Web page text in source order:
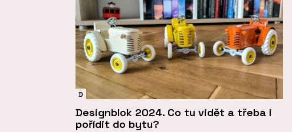
D
Designblok 2024. Co tu vidět a třeba i
pořídit do bytu?